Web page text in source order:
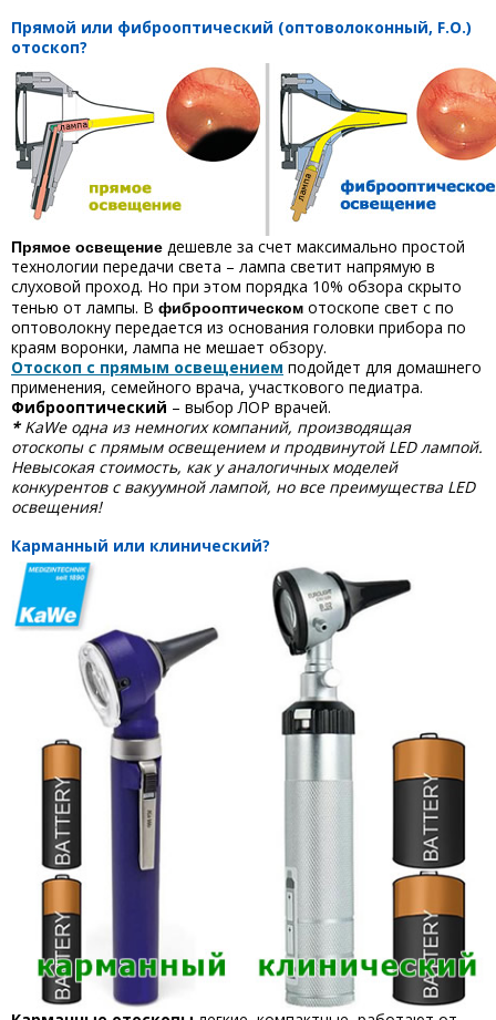
Прямой или фиброоптический (оптоволоконный, F.O.)
отоскоп?
Прямое освещение дешевле за счет максимально простой
технологии передачи света – лампа светит напрямую в
слуховой проход. Но при этом порядка 10% обзора скрыто
тенью от лампы. В фиброоптическом отоскопе свет c по
оптоволокну передается из основания головки прибора по
краям воронки, лампа не мешает обзору.
Отоскоп с прямым освещением подойдет для домашнего
применения, семейного врача, участкового педиатра.
Фиброоптический – выбор ЛОР врачей.
*KaWe одна из немногих компаний, производящая
отоскопы с прямым освещением и продвинутой LED лампой.
Невысокая стоимость, как у аналогичных моделей
конкурентов с вакуумной лампой, но все преимущества LED
освещения!
Карманный или клинический?